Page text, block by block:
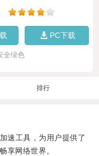
PC下载
全绿色
排行
工具，为用户提供了
享网络世界。